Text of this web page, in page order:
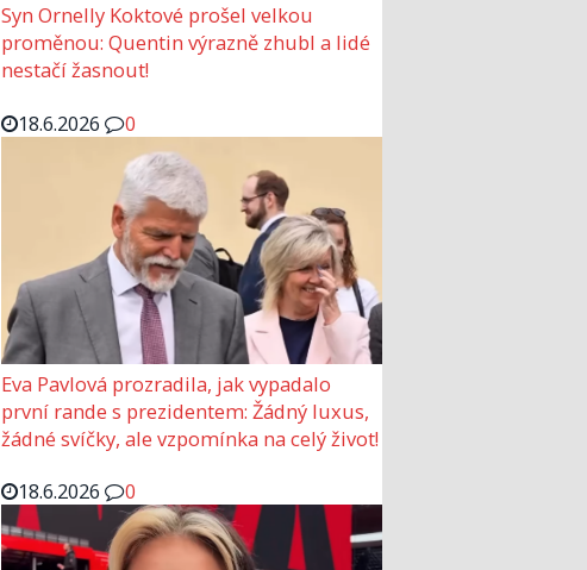
Syn Ornelly Koktové prošel velkou
proměnou: Quentin výrazně zhubl a lidé
nestačí žasnout!
18.6.2026
0
Eva Pavlová prozradila, jak vypadalo
první rande s prezidentem: Žádný luxus,
žádné svíčky, ale vzpomínka na celý život!
18.6.2026
0